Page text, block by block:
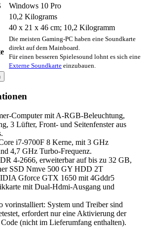
Windows 10 Pro
‎10,2 Kilograms
‎40 x 21 x 46 cm; 10,2 Kilogramm
Die meisten Gaming-PC haben eine Soundkarte
direkt auf dem Mainboard.
Für einen besseren Spielesound lohnt es sich eine
Externe Soundkarte einzubauen.
Computer mit A-RGB-Beleuchtung,
3 Lüfter, Front- und Seitenfenster aus
i7-9700F 8 Kerne, mit 3 GHz
4,7 GHz Turbo-Frequenz.
4-2666, erweiterbar auf bis zu 32 GB,
SSD Nmve 500 GY HDD 2T
Gforce GTX 1650 mit 4Gddr5
mit Dual-Hdmi-Ausgang und
vorinstalliert: System und Treiber sind
erfordert nur eine Aktivierung der
(nicht im Lieferumfang enthalten).